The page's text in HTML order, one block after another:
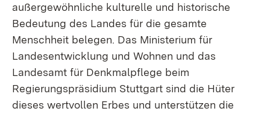
außergewöhnliche kulturelle und historische
Bedeutung des Landes für die gesamte
Menschheit belegen. Das Ministerium für
Landesentwicklung und Wohnen und das
Landesamt für Denkmalpflege beim
Regierungspräsidium Stuttgart sind die Hüter
dieses wertvollen Erbes und unterstützen die